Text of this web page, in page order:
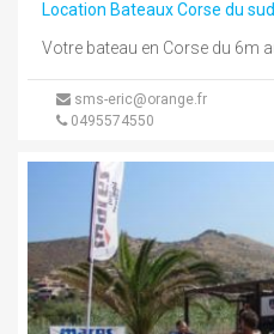
Location Bateaux Corse du sud
sms-eric@orange.fr
0495574550